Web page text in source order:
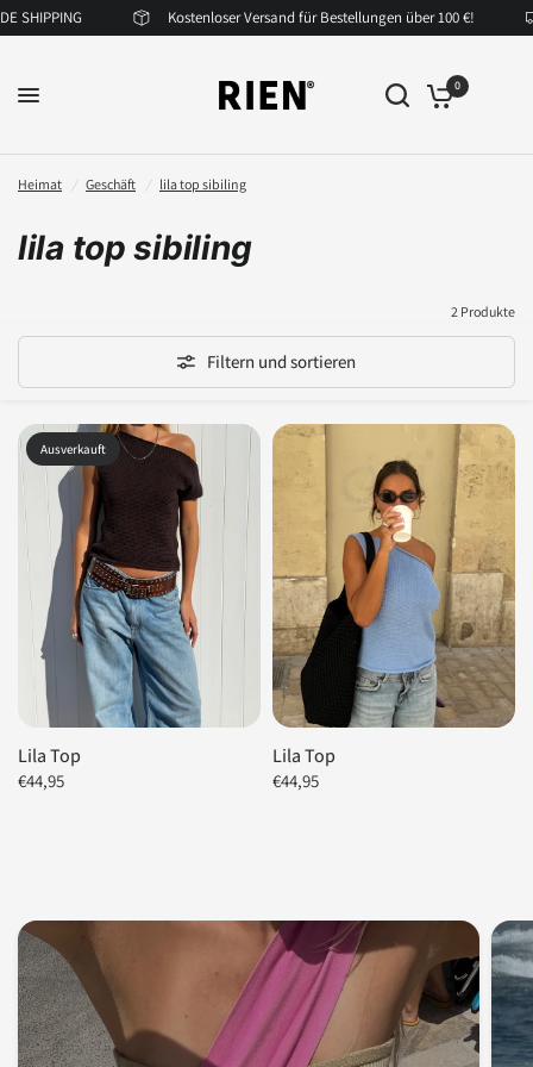
SHIPPING Kostenloser Versand für Bestellungen über 100 €!
0
Heimat / Geschäft / lila top sibiling
lila top sibiling
2 Produkte
Filtern und sortieren
Ausverkauft
Lila Top
€44,95
Lila Top
€44,95